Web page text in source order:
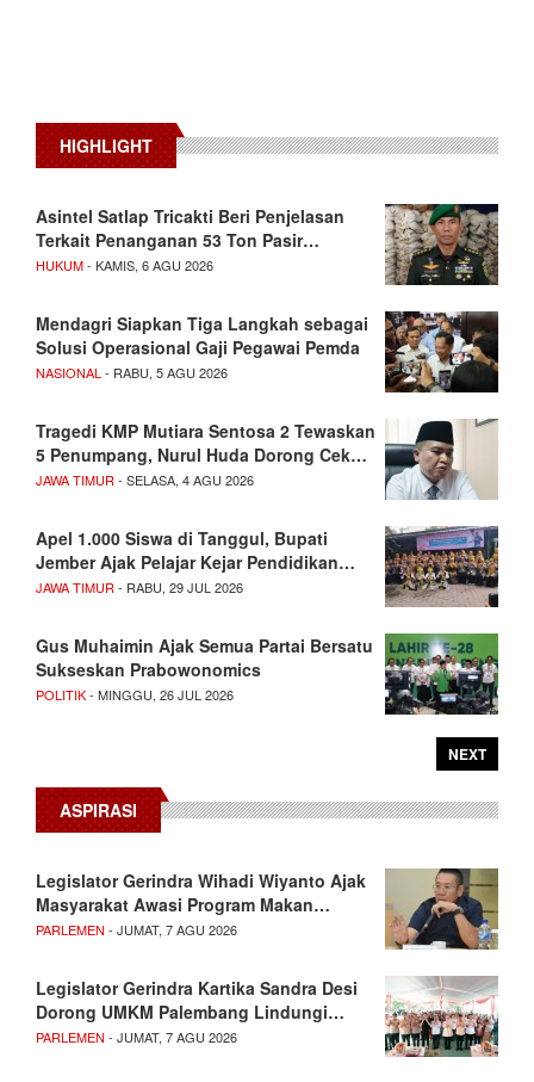
HIGHLIGHT
Asintel Satlap Tricakti Beri Penjelasan
Terkait Penanganan 53 Ton Pasir…
HUKUM- KAMIS, 6 AGU 2026
Mendagri Siapkan Tiga Langkah sebagai
Solusi Operasional Gaji Pegawai Pemda
NASIONAL - RABU, 5 AGU 2026
Tragedi KMP Mutiara Sentosa 2 Tewaskan
5 Penumpang, Nurul Huda Dorong Cek…
JAWA TIMUR - SELASA, 4 AGU 2026
Apel 1.000 Siswa di Tanggul, Bupati
Jember Ajak Pelajar Kejar Pendidikan…
JAWA TIMUR - RABU, 29 JUL 2026
Gus Muhaimin Ajak Semua Partai Bersatu
Sukseskan Prabowonomics
POLITIK- MINGGU, 26 JUL 2026
NEXT
ASPIRASI
Legislator Gerindra Wihadi Wiyanto Ajak
Masyarakat Awasi Program Makan…
PARLEMEN - JUMAT, 7 AGU 2026
Legislator Gerindra Kartika Sandra Desi
Dorong UMKM Palembang Lindungi…
PARLEMEN - JUMAT, 7 AGU 2026